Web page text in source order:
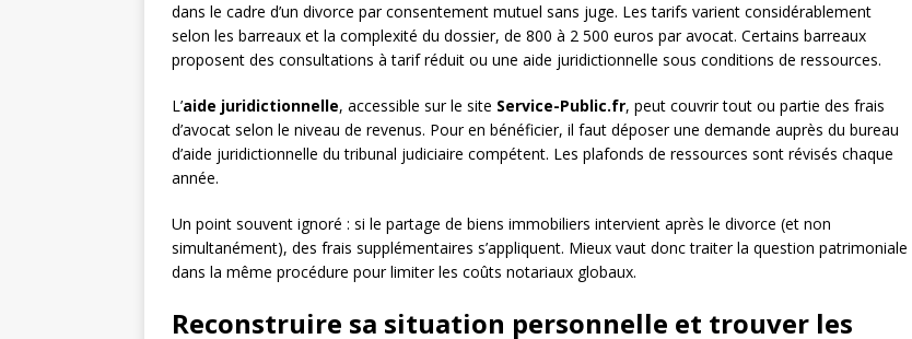
dans le cadre d’un divorce par consentement mutuel sans juge. Les tarifs varient considérablement
selon les barreaux et la complexité du dossier, de 800 à 2 500 euros par avocat. Certains barreaux
proposent des consultations à tarif réduit ou une aide juridictionnelle sous conditions de ressources.
L’aide juridictionnelle, accessible sur le site Service-Public.fr, peut couvrir tout ou partie des frais
d’avocat selon le niveau de revenus. Pour en bénéficier, il faut déposer une demande auprès du bureau
d’aide juridictionnelle du tribunal judiciaire compétent. Les plafonds de ressources sont révisés chaque
année.
Un point souvent ignoré : si le partage de biens immobiliers intervient après le divorce (et non
simultanément), des frais supplémentaires s’appliquent. Mieux vaut donc traiter la question patrimoniale
dans la même procédure pour limiter les coûts notariaux globaux.
Reconstruire sa situation personnelle et trouver les